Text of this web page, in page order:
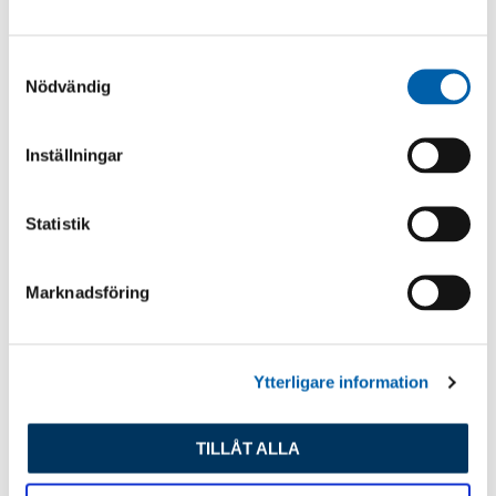
Nödvändig
Inställningar
Statistik
Marknadsföring
Ytterligare information
TILLÅT ALLA